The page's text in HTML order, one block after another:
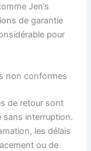
Jen’s
de garantie
pour
non conformes
de retour sont
sans interruption.
les délais
ou de